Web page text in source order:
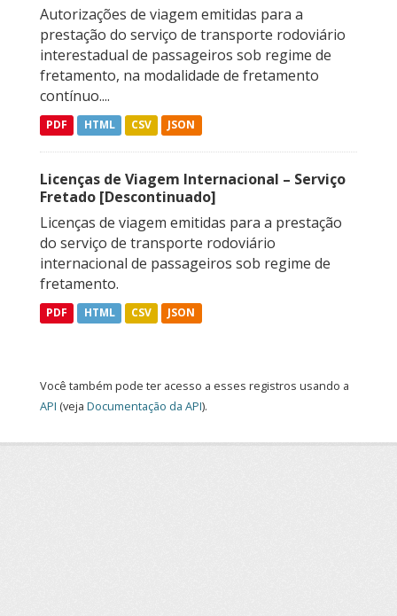
Autorizações de viagem emitidas para a
prestação do serviço de transporte rodoviário
interestadual de passageiros sob regime de
fretamento, na modalidade de fretamento
contínuo....
PDF HTML CSV JSON
Licenças de Viagem Internacional – Serviço
Fretado [Descontinuado]
Licenças de viagem emitidas para a prestação
do serviço de transporte rodoviário
internacional de passageiros sob regime de
fretamento.
PDF HTML CSV JSON
Você também pode ter acesso a esses registros usando a
API (veja Documentação da API).